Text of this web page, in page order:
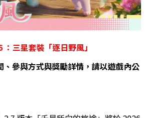
：三星套裝「逐日野風」
參與方式與獎勵詳情，請以遊戲內公